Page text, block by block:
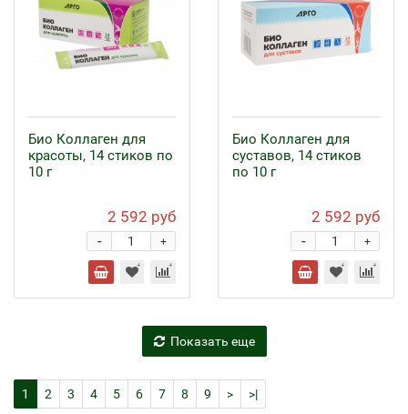
Био Коллаген для
красоты, 14 стиков по
10 г
2 592 руб
+
-
Био Коллаген для
суставов, 14 стиков
по 10 г
2 592 руб
+
-
Показать еще
1 2 3 4 5 6 7 8 9 > >|